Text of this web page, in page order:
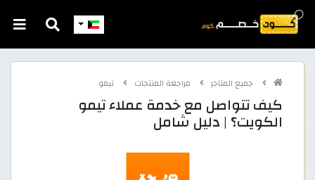
جميع المتاجر مراجعة المنتجات تيمو
كيف تتواصل مع خدمة عملاء تيمو
الكويت؟ | دليل شامل